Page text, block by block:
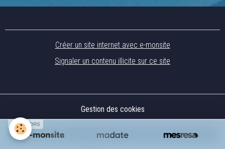
Créer un site internet avec e-monsite
Signaler un contenu illicite sur ce site
Gestion des cookies
SPONSORS